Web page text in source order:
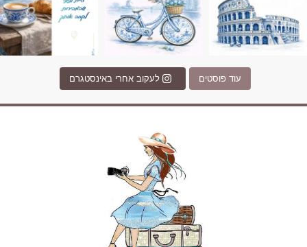
עוד פוסטים לעקוב אחרי באינסטגרם